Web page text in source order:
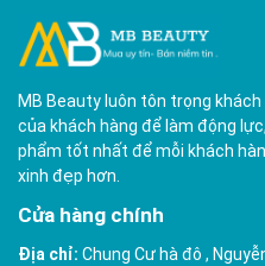
MB Beauty luôn tôn trọng
của khách hàng để làm động
phẩm tốt nhất để mỗi khách
xinh đẹp hơn.
Cửa hàng chính
Địa chỉ: Chung Cư hà đô ,